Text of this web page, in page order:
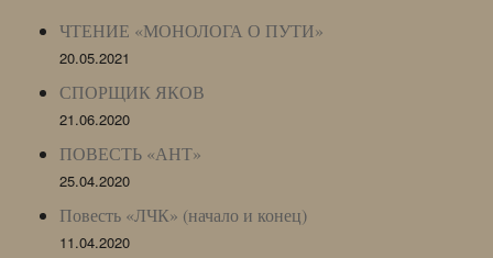
ЧТЕНИЕ «МОНОЛОГА О ПУТИ»
20.05.2021
СПОРЩИК ЯКОВ
21.06.2020
ПОВЕСТЬ «АНТ»
25.04.2020
Повесть «ЛЧК» (начало и конец)
11.04.2020